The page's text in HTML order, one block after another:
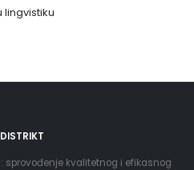
lingvistiku
sprovođenje kvalitetnog i efikasnog